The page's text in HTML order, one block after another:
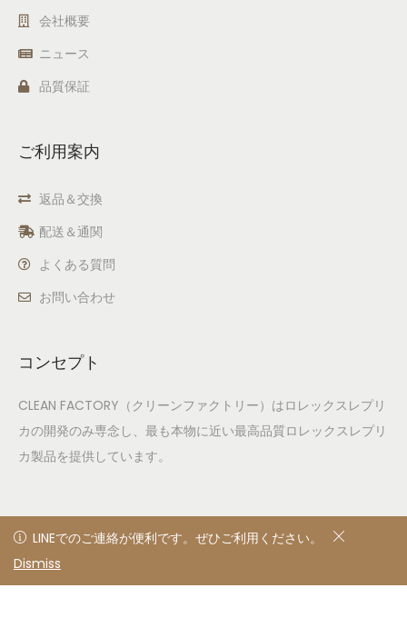
LINEでのご連絡が便利です。ぜひご利用ください。
会社概要
ニュース
品質保証
ご利用案内
返品＆交換
配送＆通関
よくある質問
お問い合わせ
コンセプト
CLEAN FACTORY（クリーンファクトリー）はロレックスレプリ
カの開発のみ専念し、最も本物に近い最高品質ロレックスレプリ
カ製品を提供しています。
© 2020
LINEでのご連絡が便利です。ぜひご利用ください。
Dismiss